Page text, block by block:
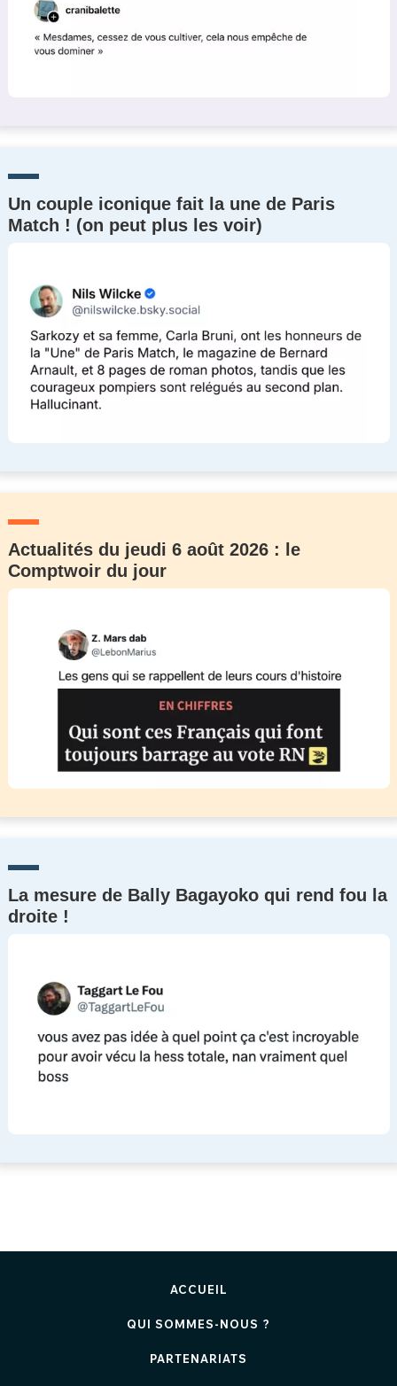
Un couple iconique fait la une de Paris
Match ! (on peut plus les voir)
Actualités du jeudi 6 août 2026 : le
Comptwoir du jour
La mesure de Bally Bagayoko qui rend fou la
droite !
ACCUEIL
QUI SOMMES-NOUS ?
PARTENARIATS